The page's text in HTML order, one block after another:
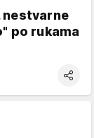
nestvarne
po rukama